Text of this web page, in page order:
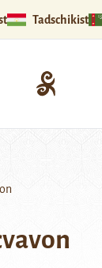
Tadschikistan